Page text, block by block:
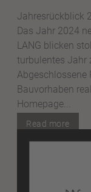
Jahresrückblick
Das Jahr 2024
LANG blicken
turbulentes Jahr
Abgeschlossene
Bauvorhaben
Homepage...
Read more